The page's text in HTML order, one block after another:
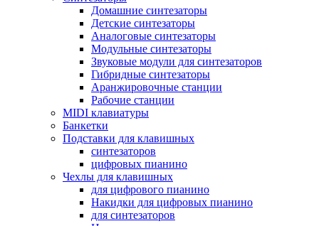
Домашние синтезаторы
Детские синтезаторы
Аналоговые синтезаторы
Модульные синтезаторы
Звуковые модули для синтезаторов
Гибридные синтезаторы
Аранжировочные станции
Рабочие станции
MIDI клавиатуры
Банкетки
Подставки для клавишных
синтезаторов
цифровых пианино
Чехлы для клавишных
для цифрового пианино
Накидки для цифровых пианино
для синтезаторов